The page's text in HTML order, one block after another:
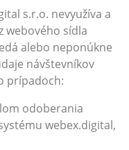
s.r.o. nevyužíva a
webového sídla
alebo neponúkne
návštevníkov
prípadoch:
odoberania
webex.digital,